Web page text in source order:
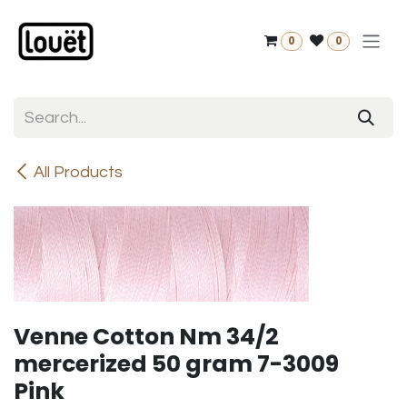
0 0
All Products
Venne Cotton Nm 34/2
mercerized 50 gram 7-3009
Pink